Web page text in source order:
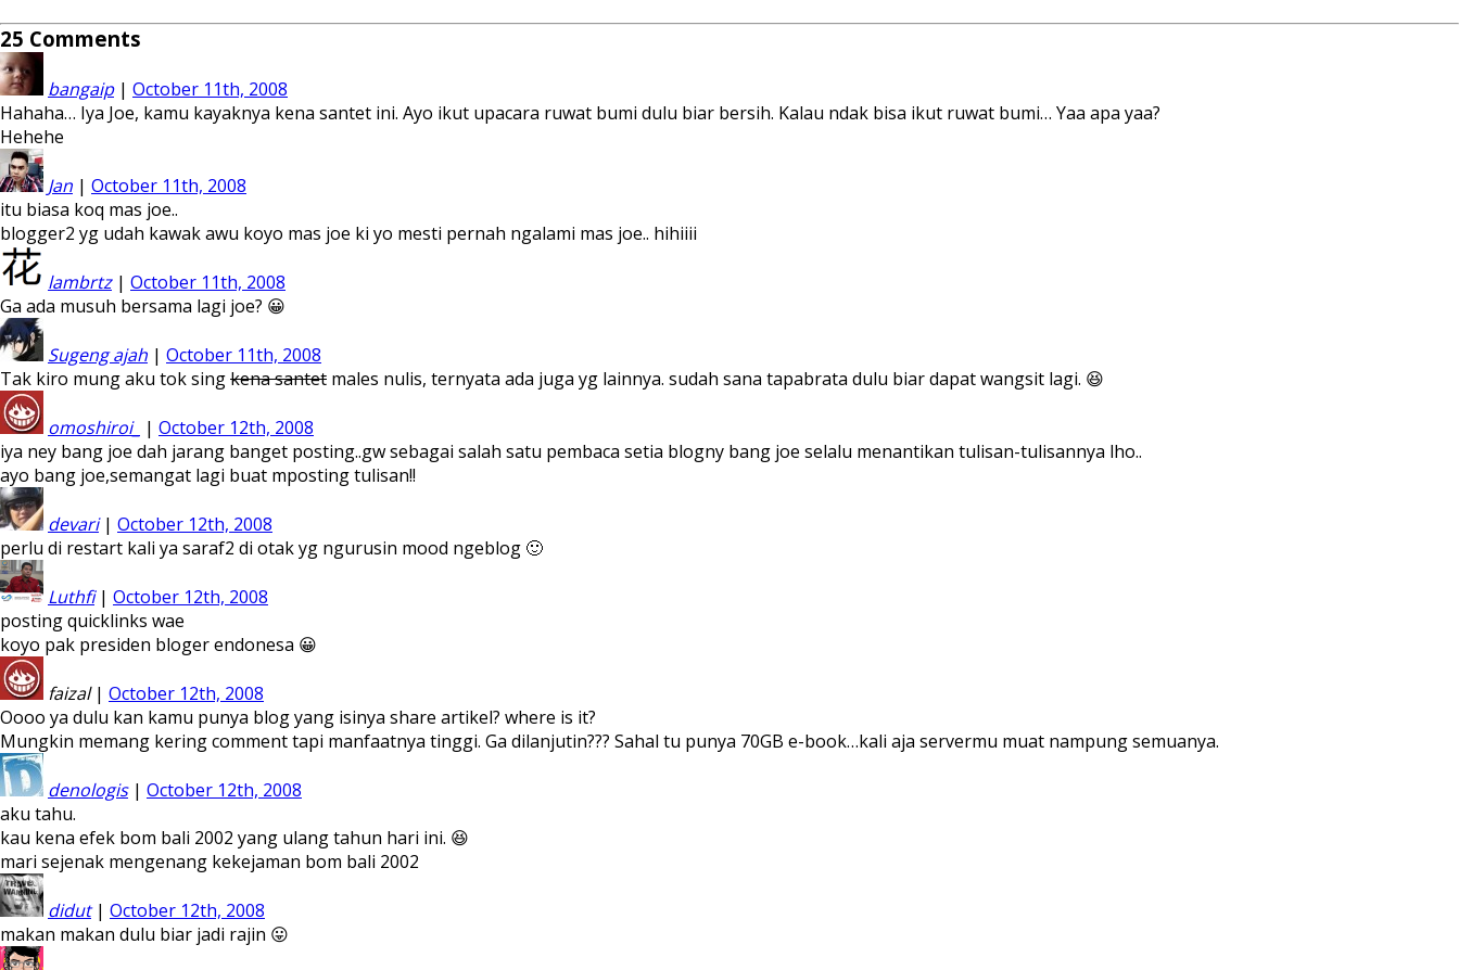
25 Comments
bangaip| October 11th, 2008
Hahaha… Iya Joe, kamu kayaknya kena santet ini. Ayo ikut upacara ruwat bumi dulu biar bersih. Kalau ndak bisa ikut ruwat bumi… Yaa apa yaa?
Hehehe
Jan | October 11th, 2008
itu biasa koq mas joe..
blogger2 yg udah kawak awu koyo mas joe ki yo mesti pernah ngalami mas joe.. hihiiii
lambrtz| October 11th, 2008
Ga ada musuh bersama lagi joe? 😀
Sugeng ajah | October 11th, 2008
Tak kiro mung aku tok singkena santet males nulis, ternyata ada juga yg lainnya. sudah sana tapabrata dulu biar dapat wangsit lagi. 😆
omoshiroi_ | October 12th, 2008
iya ney bang joe dah jarang banget posting..gw sebagai salah satu pembaca setia blogny bang joe selalu menantikan tulisan-tulisannya lho..
ayo bang joe,semangat lagi buat mposting tulisan!!
devari| October 12th, 2008
perlu di restart kali ya saraf2 di otak yg ngurusin mood ngeblog 🙂
Luthfi| October 12th, 2008
posting quicklinks wae
koyo pak presiden bloger endonesa 😀
faizal| October 12th, 2008
Oooo ya dulu kan kamu punya blog yang isinya share artikel? where is it?
Mungkin memang kering comment tapi manfaatnya tinggi. Ga dilanjutin??? Sahal tu punya 70GB e-book…kali aja servermu muat nampung semuanya.
denologis| October 12th, 2008
aku tahu.
kau kena efek bom bali 2002 yang ulang tahun hari ini. 😆
mari sejenak mengenang kekejaman bom bali 2002
didut| October 12th, 2008
makan makan dulu biar jadi rajin 😛